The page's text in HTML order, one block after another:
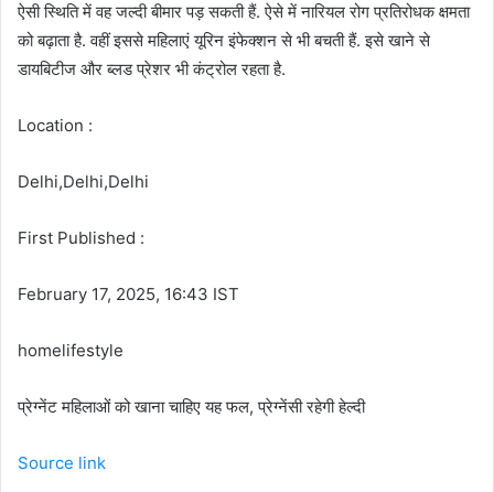
ऐसी स्थिति में वह जल्दी बीमार पड़ सकती हैं. ऐसे में नारियल रोग प्रतिरोधक क्षमता
को बढ़ाता है. वहीं इससे महिलाएं यूरिन इंफेक्शन से भी बचती हैं. इसे खाने से
डायबिटीज और ब्लड प्रेशर भी कंट्रोल रहता है.
Location :
Delhi,Delhi,Delhi
First Published :
February 17, 2025, 16:43 IST
homelifestyle
प्रेग्नेंट महिलाओं को खाना चाहिए यह फल, प्रेग्नेंसी रहेगी हेल्दी
Source link